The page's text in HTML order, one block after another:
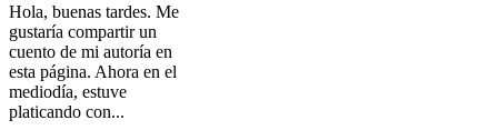
Hola, buenas tardes. Me
gustaría compartir un
cuento de mi autoría en
esta página. Ahora en el
mediodía, estuve
platicando con...